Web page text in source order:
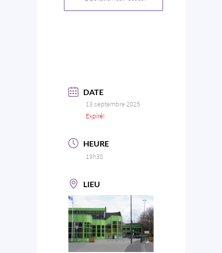
DATE
13 septembre 2025
Expiré!
HEURE
19h30
LIEU